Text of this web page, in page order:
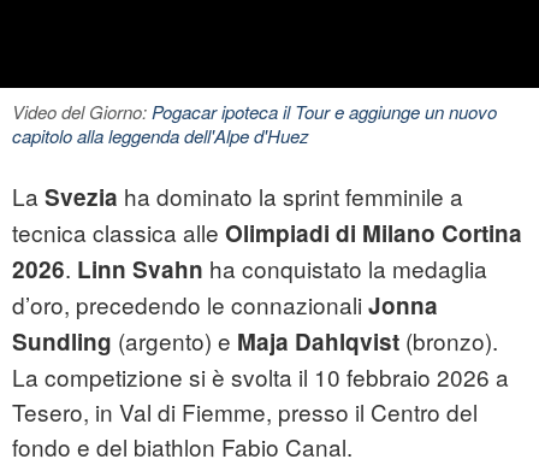
Video del Giorno:Pogacar ipoteca il Tour e aggiunge un nuovo
capitolo alla leggenda dell'Alpe d'Huez
La Svezia ha dominato la sprint femminile a
tecnica classica alle Olimpiadi di Milano Cortina
2026. Linn Svahn ha conquistato la medaglia
d’oro, precedendo le connazionali Jonna
Sundling (argento) e Maja Dahlqvist (bronzo).
La competizione si è svolta il 10 febbraio 2026 a
Tesero, in Val di Fiemme, presso il Centro del
fondo e del biathlon Fabio Canal.